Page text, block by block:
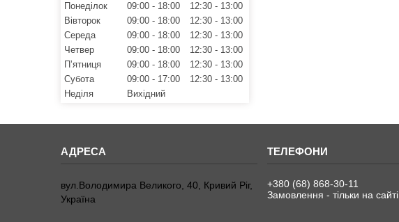
Понеділок 09:00 18:00 12:30
13:00
Вівторок
09:00 18:00 12:30
13:00
Середа
09:00 18:00 12:30
13:00
Четвер
09:00 18:00 12:30
13:00
Пʼятниця
09:00 18:00 12:30
13:00
Субота
09:00 17:00 12:30
13:00
Неділя
Вихідний
вул.Володимира Великого, 40, Кривий Ріг,
Україна
+380 (68) 868-30-11
Замовлення - тільки на сайті